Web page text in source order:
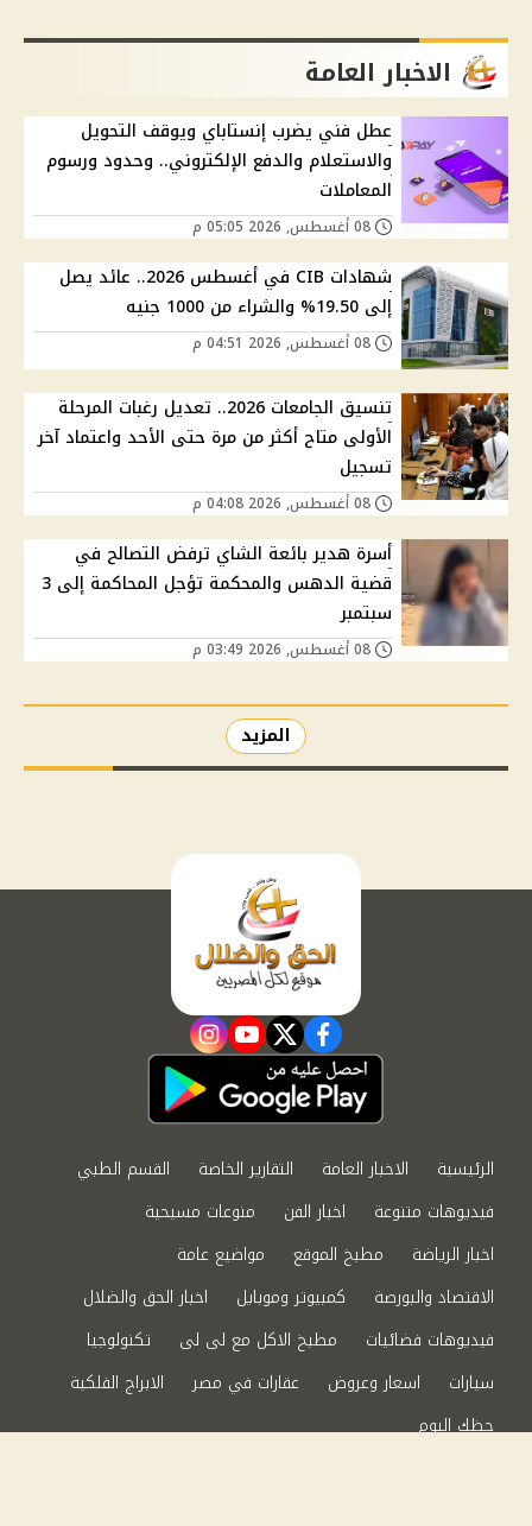
الاخبار العامة
عطل فني يضرب إنستاباي ويوقف التحويل
والاستعلام والدفع الإلكتروني.. وحدود ورسوم
المعاملات
شهادات CIB في أغسطس 2026.. عائد يصل
إلى 19.50% والشراء من 1000 جنيه
تنسيق الجامعات 2026.. تعديل رغبات المرحلة
الأولى متاح أكثر من مرة حتى الأحد واعتماد آخر
تسجيل
أسرة هدير بائعة الشاي ترفض التصالح في
قضية الدهس والمحكمة تؤجل المحاكمة إلى 3
سبتمبر
المزيد
facebook
twitter
youtube
instagram
الرئيسية الاخبار العامة التقارير الخاصة
القسم الطبي
فيديوهات متنوعة
اخبار الفن
منوعات مسيحية
اخبار الرياضة
مطبخ الموقع
مواضيع عامة
الاقتصاد والبورصة
كمبيوتر وموبايل
اخبار الحق والضلال
فيديوهات فضائيات
مطبخ الاكل مع لى لى
تكنولوجيا
سيارات
اسعار وعروض عقارات في مصر
الابراج الفلكية
حظك اليوم